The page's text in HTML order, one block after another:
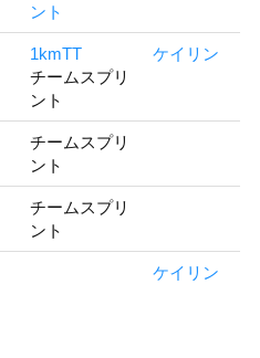
ント
1kmTT
チームスプリ
ント
ケイリン
チームスプリ
ント
チームスプリ
ント
ケイリン